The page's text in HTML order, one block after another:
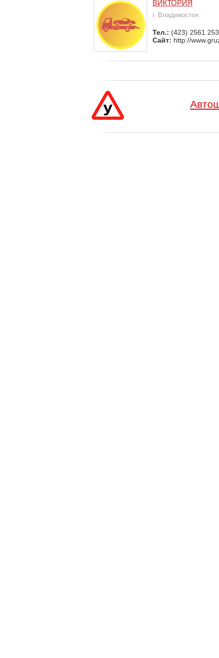
ВИКТОРИЯ
г. Владивосток
Тел.: (423) 2561
Сайт: http://